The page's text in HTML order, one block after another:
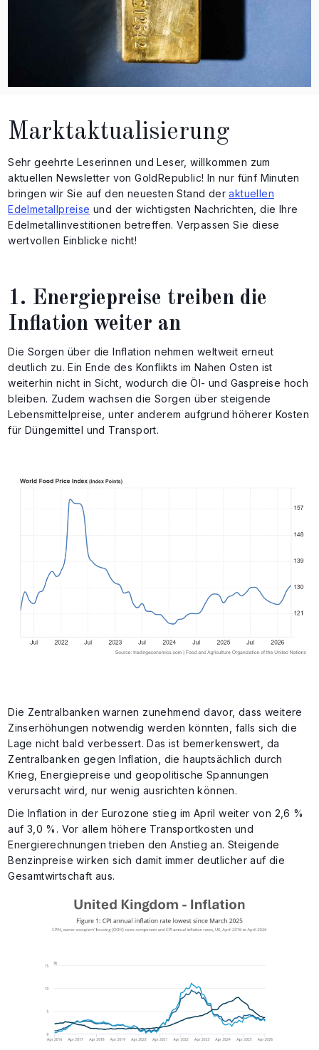
Marktaktualisierung
Sehr geehrte Leserinnen und Leser, willkommen zum
aktuellen Newsletter von GoldRepublic! In nur fünf Minuten
bringen wir Sie auf den neuesten Stand deraktuellen
Edelmetallpreise und der wichtigsten Nachrichten, die Ihre
Edelmetallinvestitionen betreffen. Verpassen Sie diese
wertvollen Einblicke nicht!
1. Energiepreise treiben die
Inflation weiter an
Die Sorgen über die Inflation nehmen weltweit erneut
deutlich zu. Ein Ende des Konflikts im Nahen Osten ist
weiterhin nicht in Sicht, wodurch die Öl- und Gaspreise hoch
bleiben. Zudem wachsen die Sorgen über steigende
Lebensmittelpreise, unter anderem aufgrund höherer Kosten
für Düngemittel und Transport.
Die Zentralbanken warnen zunehmend davor, dass weitere
Zinserhöhungen notwendig werden könnten, falls sich die
Lage nicht bald verbessert. Das ist bemerkenswert, da
Zentralbanken gegen Inflation, die hauptsächlich durch
Krieg, Energiepreise und geopolitische Spannungen
verursacht wird, nur wenig ausrichten können.
Die Inflation in der Eurozone stieg im April weiter von 2,6 %
auf 3,0 %. Vor allem höhere Transportkosten und
Energierechnungen trieben den Anstieg an. Steigende
Benzinpreise wirken sich damit immer deutlicher auf die
Gesamtwirtschaft aus.